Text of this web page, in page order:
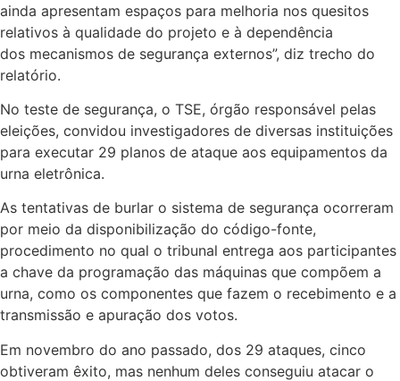
ainda apresentam espaços para melhoria nos quesitos
relativos à qualidade do projeto e à dependência
dos mecanismos de segurança externos”, diz trecho do
relatório.
No teste de segurança, o TSE, órgão responsável pelas
eleições, convidou investigadores de diversas instituições
para executar 29 planos de ataque aos equipamentos da
urna eletrônica.
As tentativas de burlar o sistema de segurança ocorreram
por meio da disponibilização do código-fonte,
procedimento no qual o tribunal entrega aos participantes
a chave da programação das máquinas que compõem a
urna, como os componentes que fazem o recebimento e a
transmissão e apuração dos votos.
Em novembro do ano passado, dos 29 ataques, cinco
obtiveram êxito, mas nenhum deles conseguiu atacar o